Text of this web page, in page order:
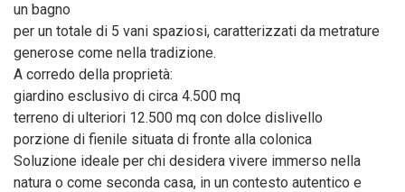
un bagno
per un totale di 5 vani spaziosi, caratterizzati da metrature
generose come nella tradizione.
A corredo della proprietà:
giardino esclusivo di circa 4.500 mq
terreno di ulteriori 12.500 mq con dolce dislivello
porzione di fienile situata di fronte alla colonica
Soluzione ideale per chi desidera vivere immerso nella
natura o come seconda casa, in un contesto autentico e